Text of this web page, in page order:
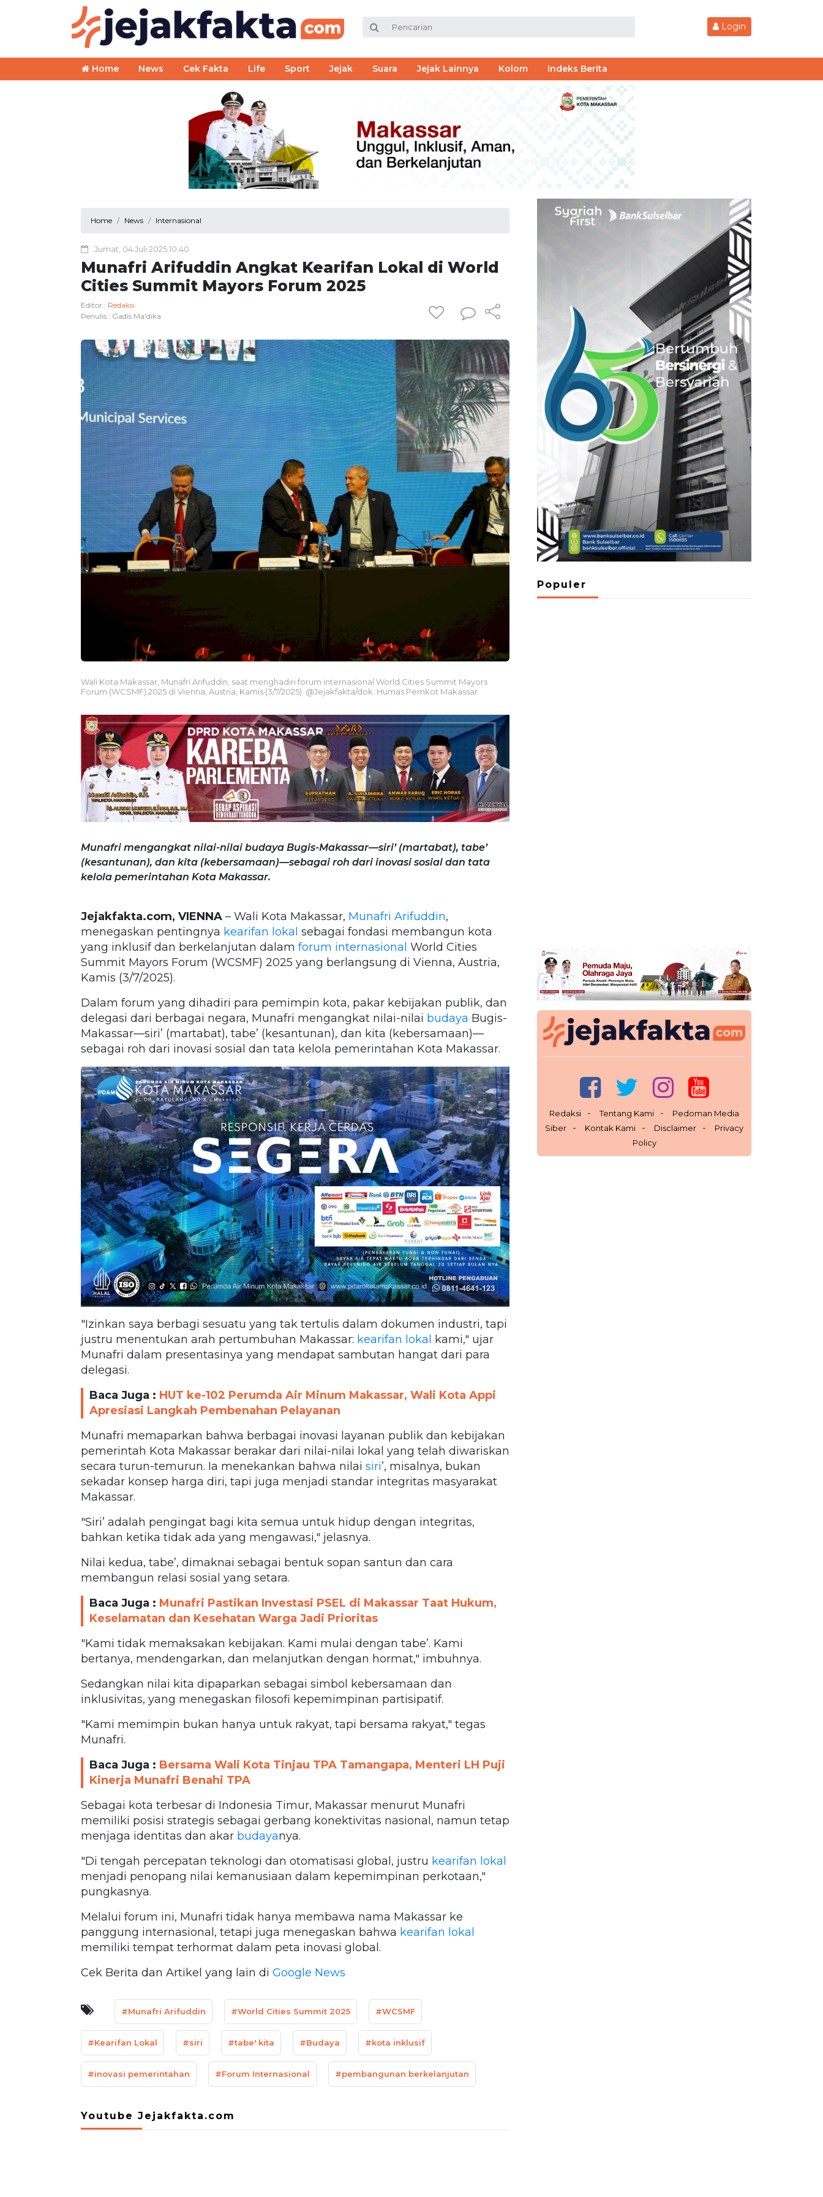
Login
Home News Cek Fakta Life Sport Jejak Suara Jejak Lainnya Kolom Indeks Berita
Home News Internasional
Jumat, 04 Juli 2025 10:40
Munafri Arifuddin Angkat Kearifan Lokal di World
Cities Summit Mayors Forum 2025
Editor : Redaksi
Penulis : Gadis Ma'dika
Wali Kota Makassar, Munafri Arifuddin, saat menghadiri forum internasional World Cities Summit Mayors
Forum (WCSMF) 2025 di Vienna, Austria, Kamis (3/7/2025). @Jejakfakta/dok. Humas Pemkot Makassar
Munafri mengangkat nilai-nilai budaya Bugis-Makassar—siri’ (martabat), tabe’
(kesantunan), dan kita (kebersamaan)—sebagai roh dari inovasi sosial dan tata
kelola pemerintahan Kota Makassar.
Jejakfakta.com, VIENNA – Wali Kota Makassar, Munafri Arifuddin,
menegaskan pentingnya kearifan lokal sebagai fondasi membangun kota
yang inklusif dan berkelanjutan dalam forum internasional World Cities
Summit Mayors Forum (WCSMF) 2025 yang berlangsung di Vienna, Austria,
Kamis (3/7/2025).
Dalam forum yang dihadiri para pemimpin kota, pakar kebijakan publik, dan
delegasi dari berbagai negara, Munafri mengangkat nilai-nilai budaya Bugis-
Makassar—siri’ (martabat), tabe’ (kesantunan), dan kita (kebersamaan)—
sebagai roh dari inovasi sosial dan tata kelola pemerintahan Kota Makassar.
"Izinkan saya berbagi sesuatu yang tak tertulis dalam dokumen industri, tapi
justru menentukan arah pertumbuhan Makassar: kearifan lokal
kami," ujar
Munafri dalam presentasinya yang mendapat sambutan hangat dari para
delegasi.
Baca Juga : HUT ke-102 Perumda Air Minum Makassar, Wali Kota Appi
Apresiasi Langkah Pembenahan Pelayanan
Munafri memaparkan bahwa berbagai inovasi layanan publik dan kebijakan
pemerintah Kota Makassar berakar dari nilai-nilai lokal yang telah diwariskan
secara turun-temurun. Ia menekankan bahwa nilai siri’, misalnya, bukan
sekadar konsep harga diri, tapi juga menjadi standar integritas masyarakat
Makassar.
"Siri’ adalah pengingat bagi kita semua untuk hidup dengan integritas,
bahkan ketika tidak ada yang mengawasi," jelasnya.
Nilai kedua, tabe’, dimaknai sebagai bentuk sopan santun dan cara
membangun relasi sosial yang setara.
Baca Juga : Munafri Pastikan Investasi PSEL di Makassar Taat Hukum,
Keselamatan dan Kesehatan Warga Jadi Prioritas
"Kami tidak memaksakan kebijakan. Kami mulai dengan tabe’. Kami
bertanya, mendengarkan, dan melanjutkan dengan hormat," imbuhnya.
Sedangkan nilai kita dipaparkan sebagai simbol kebersamaan dan
inklusivitas, yang menegaskan filosofi kepemimpinan partisipatif.
"Kami memimpin bukan hanya untuk rakyat, tapi bersama rakyat," tegas
Munafri.
Baca Juga : Bersama Wali Kota Tinjau TPA Tamangapa, Menteri LH Puji
Kinerja Munafri Benahi TPA
Sebagai kota terbesar di Indonesia Timur, Makassar menurut Munafri
memiliki posisi strategis sebagai gerbang konektivitas nasional, namun tetap
menjaga identitas dan akar budayanya.
"Di tengah percepatan teknologi dan otomatisasi global, justru kearifan lokal
menjadi penopang nilai kemanusiaan dalam kepemimpinan perkotaan,"
pungkasnya.
Melalui forum ini, Munafri tidak hanya membawa nama Makassar ke
panggung internasional, tetapi juga menegaskan bahwa kearifan lokal
memiliki tempat terhormat dalam peta inovasi global.
Cek Berita dan Artikel yang lain di Google News
#Munafri Arifuddin #World Cities Summit 2025 #WCSMF
#Kearifan Lokal #siri #tabe' kita #Budaya #kota inklusif
#inovasi pemerintahan #Forum Internasional #pembangunan berkelanjutan
Youtube Jejakfakta.com
Populer
Redaksi Tentang Kami
Pedoman Media
Siber
Kontak Kami Disclaimer
Privacy
Policy